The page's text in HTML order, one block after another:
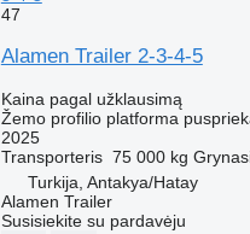
47
Alamen Trailer 2-3-4-5
Kaina pagal užklausimą
Žemo profilio platforma
2025
Transporteris 75 000 kg
Turkija, Antakya/Hatay
Alamen Trailer
Susisiekite su pardavėju